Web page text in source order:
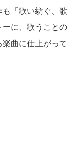
「歌い紡ぐ、歌
に、歌うことの
曲に仕上がって